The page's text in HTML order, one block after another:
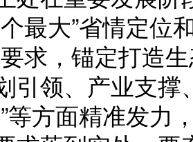
最大”省情定位
求，锚定打造
引领、产业支
等方面精准发